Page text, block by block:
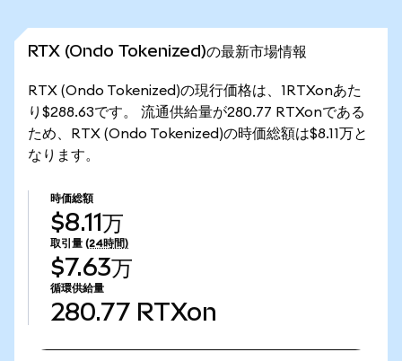
RTX (Ondo Tokenized)の最新市場情報
RTX (Ondo Tokenized)の現行価格は、1RTXonあた
り$288.63です。 流通供給量が280.77 RTXonである
ため、RTX (Ondo Tokenized)の時価総額は$8.11万と
なります。
時価総額
$8.11万
取引量 (24時間)
$7.63万
循環供給量
280.77 RTXon